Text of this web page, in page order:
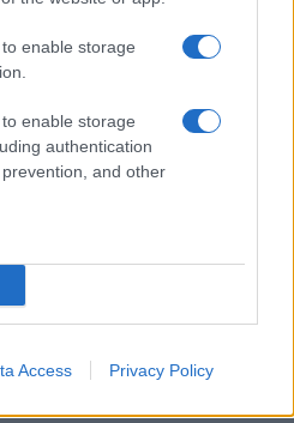
enable storage
enable storage
authentication
and other
Access Privacy Policy
σήμερα
Πρεμιέρα για
επιχειρήσεων